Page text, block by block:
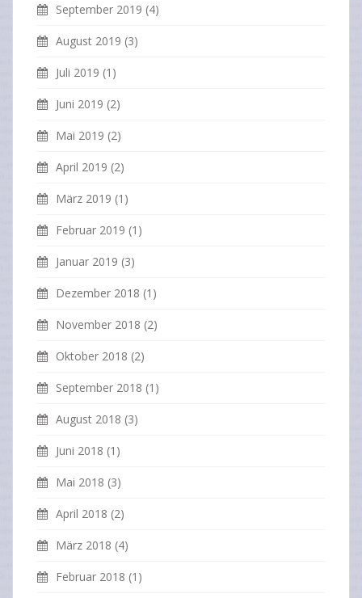
September 2019 (4)
August 2019 (3)
Juli 2019 (1)
Juni 2019 (2)
Mai 2019 (2)
April 2019 (2)
März 2019 (1)
Februar 2019 (1)
Januar 2019 (3)
Dezember 2018 (1)
November 2018 (2)
Oktober 2018 (2)
September 2018 (1)
August 2018 (3)
Juni 2018 (1)
Mai 2018 (3)
April 2018 (2)
März 2018 (4)
Februar 2018 (1)